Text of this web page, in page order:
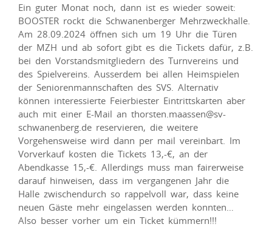
Ein guter Monat noch, dann ist es wieder soweit:
BOOSTER rockt die Schwanenberger Mehrzweckhalle.
Am 28.09.2024 öffnen sich um 19 Uhr die Türen
der MZH und ab sofort gibt es die Tickets dafür, z.B.
bei den Vorstandsmitgliedern des Turnvereins und
des Spielvereins. Ausserdem bei allen Heimspielen
der Seniorenmannschaften des SVS. Alternativ
können interessierte Feierbiester Eintrittskarten aber
auch mit einer E-Mail an thorsten.maassen@sv-
schwanenberg.de reservieren, die weitere
Vorgehensweise wird dann per mail vereinbart. Im
Vorverkauf kosten die Tickets 13,-€, an der
Abendkasse 15,-€. Allerdings muss man fairerweise
darauf hinweisen, dass im vergangenen Jahr die
Halle zwischendurch so rappelvoll war, dass keine
neuen Gäste mehr eingelassen werden konnten…
Also besser vorher um ein Ticket kümmern!!!